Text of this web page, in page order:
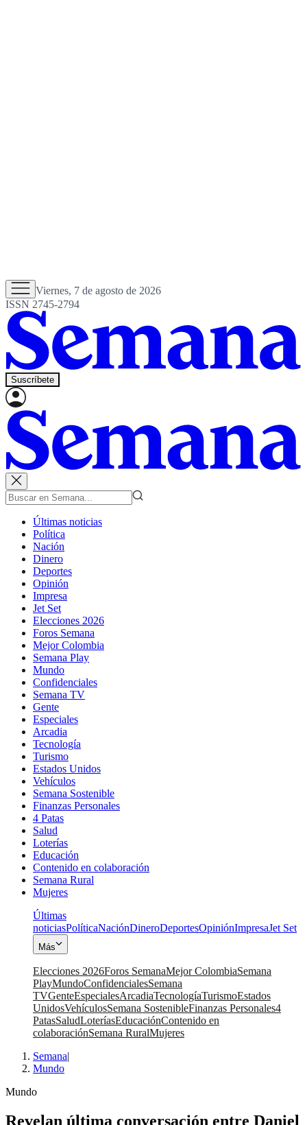
Viernes, 7 de agosto de 2026
ISSN 2745-2794
Suscríbete
Últimas noticias
Política
Nación
Dinero
Deportes
Opinión
Impresa
Jet Set
Elecciones 2026
Foros Semana
Mejor Colombia
Semana Play
Mundo
Confidenciales
Semana TV
Gente
Especiales
Arcadia
Tecnología
Turismo
Estados Unidos
Vehículos
Semana Sostenible
Finanzas Personales
4 Patas
Salud
Loterías
Educación
Contenido en colaboración
Semana Rural
Mujeres
Últimas
noticiasPolíticaNaciónDineroDeportesOpiniónImpresaJet Set
Más
Elecciones 2026Foros SemanaMejor ColombiaSemana
PlayMundoConfidencialesSemana
TVGenteEspecialesArcadiaTecnologíaTurismoEstados
UnidosVehículosSemana SostenibleFinanzas Personales4
PatasSaludLoteríasEducaciónContenido en
colaboraciónSemana RuralMujeres
Semana|
Mundo
Mundo
Revelan última conversación entre Daniel